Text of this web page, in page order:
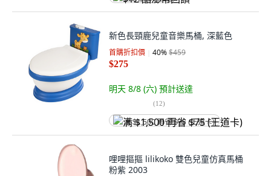
新色長頸鹿兒童音樂馬桶, 深藍色
首購折扣價 40%$459
$275
明天 8/8 (六) 預計送達
(12)
满 $1,500 再省 $75 (王道卡)
哩哩摳摳 lilikoko 雙色兒童仿真馬桶
粉紫 2003